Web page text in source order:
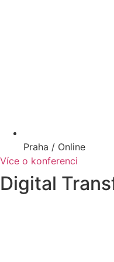
Praha / Online
Více o konferenci
Digital